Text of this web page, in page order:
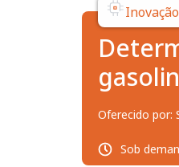
Oferecido por:
Sob